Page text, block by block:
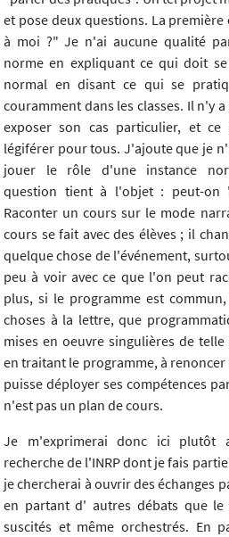
et pose deux questions. La
à moi ?" Je n'ai aucune qualité
norme en expliquant ce qui doit
normal en disant ce qui se
couramment dans les classes. Il n'y
exposer son cas particulier, et
légiférer pour tous. J'ajoute que je
jouer le rôle d'une instance
question tient à l'objet : peut-on
Raconter un cours sur le mode
cours se fait avec des élèves ; il
quelque chose de l'événement,
peu à voir avec ce que l'on peut
plus, si le programme est
choses à la lettre, que
mises en oeuvre singulières de
en traitant le programme, à renoncer
puisse déployer ses compétences
n'est pas un plan de cours.
Je m'exprimerai donc ici plutôt
recherche de l'INRP dont je fais
je chercherai à ouvrir des échanges
en partant d' autres débats que
suscités et même orchestrés. En